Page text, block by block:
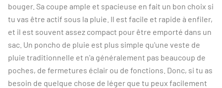
bouger. Sa coupe ample et spacieuse en fait un bon choix si
tu vas être actif sous la pluie. Il est facile et rapide à enfiler,
et il est souvent assez compact pour être emporté dans un
sac. Un poncho de pluie est plus simple qu'une veste de
pluie traditionnelle et n'a généralement pas beaucoup de
poches, de fermetures éclair ou de fonctions. Donc, si tu as
besoin de quelque chose de léger que tu peux facilement